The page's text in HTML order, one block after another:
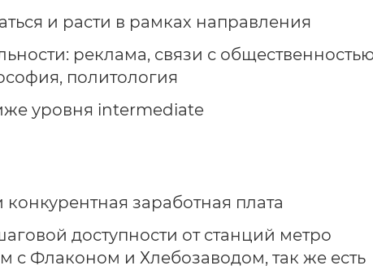
и расти в рамках направления
реклама, связи с
политология
уровня intermediate
заработная плата
доступности от станций метро
с Флаконом и Хлебозаводом, так же есть